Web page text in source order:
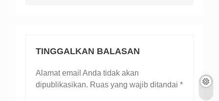
TINGGALKAN BALASAN
Alamat email Anda tidak akan
dipublikasikan. Ruas yang wajib ditandai *